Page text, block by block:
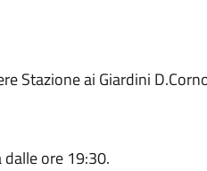
Stazione ai Giardini
ore 19:30.